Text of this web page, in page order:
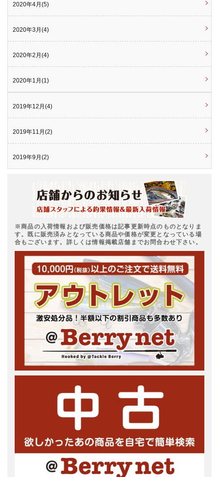
2020年4月(5)
2020年3月(4)
2020年2月(4)
2020年1月(1)
2019年12月(4)
2019年11月(2)
2019年9月(2)
※商品の入荷情報および販売価格は記事更新時点のものとなりま
す。既に販売済みとなっている商品や価格が変更となっている場
合もございます。詳しくは情報掲載店舗までお問合わせ下さい。